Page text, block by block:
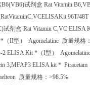
B6(VB6)试剂盒 Rat Vitamin
RatVitaminC,VCELISAKit 96T/48T
试剂盒 Rat Vitamin C,VC ELISA
*（II型） Agomelatine 质量规格：
2 ELISA Kit *（I型） Agomelatine
3,MFAP3 ELISA kit * Piracetam
质量规格： >98.5%